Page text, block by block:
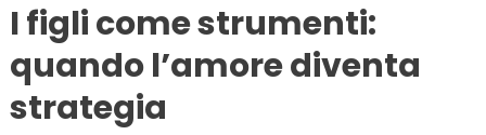
I figli come strumenti:
quando l’amore diventa
strategia